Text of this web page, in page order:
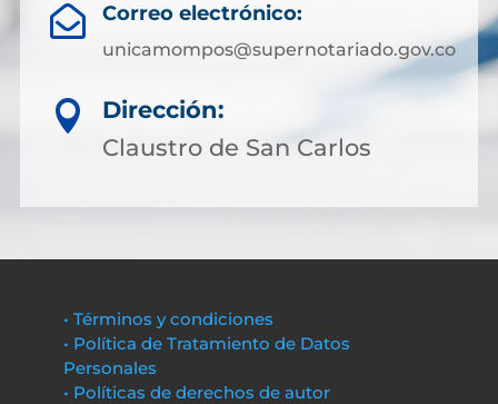
 Correo electrónico:
unicamompos@supernotariado.gov.co

Dirección:
Claustro de San Carlos
• Términos y condiciones
• Política de Tratamiento de Datos
Personales
• Políticas de derechos de autor